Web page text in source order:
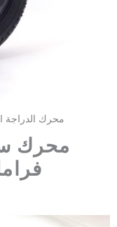
محرك الدراجة
محرك